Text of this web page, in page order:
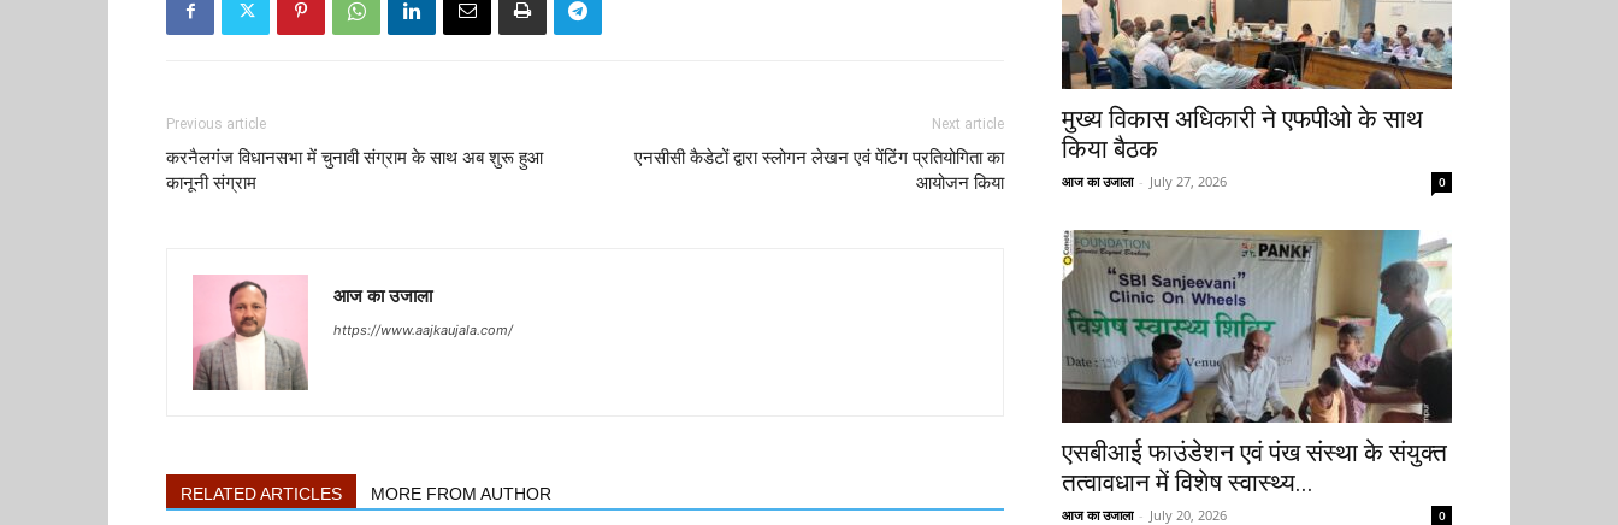
Previous article
करनैलगंज विधानसभा में चुनावी संग्राम के साथ अब शुरू हुआ
कानूनी संग्राम
Next article
एनसीसी कैडेटों द्वारा स्लोगन लेखन एवं पेंटिंग प्रतियोगिता का
आयोजन किया
आज का उजाला
https://www.aajkaujala.com/
RELATED ARTICLES MORE FROM AUTHOR
मुख्य विकास अधिकारी ने एफपीओ के साथ
किया बैठक
आज का उजाला - July 27, 2026 0
एसबीआई फाउंडेशन एवं पंख संस्था के संयुक्त
तत्वावधान में विशेष स्वास्थ्य...
आज का उजाला - July 20, 2026 0